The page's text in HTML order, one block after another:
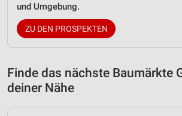
und Umgebung.
ZU DEN PROSPEKTEN
Finde das nächste Baumärkte
deiner Nähe